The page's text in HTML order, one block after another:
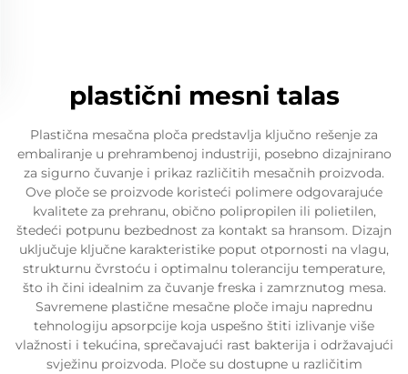
plastični mesni talas
Plastična mesačna ploča predstavlja ključno rešenje za
embaliranje u prehrambenoj industriji, posebno dizajnirano
za sigurno čuvanje i prikaz različitih mesačnih proizvoda.
Ove ploče se proizvode koristeći polimere odgovarajuće
kvalitete za prehranu, obično polipropilen ili polietilen,
štedeći potpunu bezbednost za kontakt sa hransom. Dizajn
uključuje ključne karakteristike poput otpornosti na vlagu,
strukturnu čvrstoću i optimalnu toleranciju temperature,
što ih čini idealnim za čuvanje freska i zamrznutog mesa.
Savremene plastične mesačne ploče imaju naprednu
tehnologiju apsorpcije koja uspešno štiti izlivanje više
vlažnosti i tekućina, sprečavajući rast bakterija i održavajući
svježinu proizvoda. Ploče su dostupne u različitim